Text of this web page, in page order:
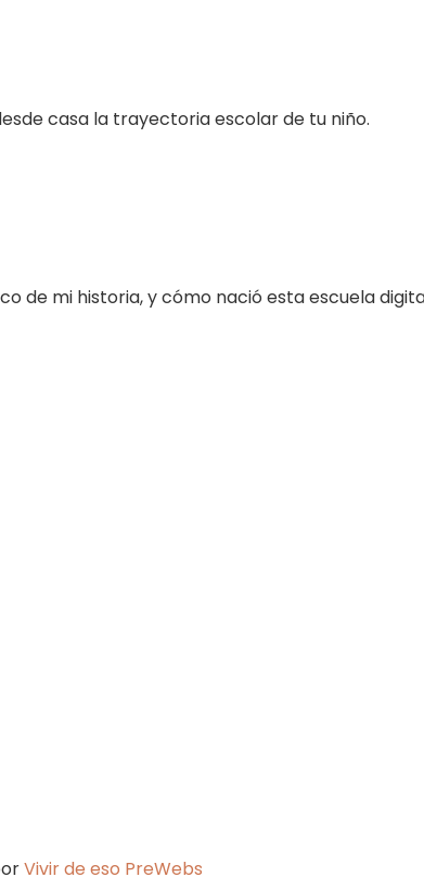
casa la trayectoria escolar de tu niño.
de mi historia, y cómo nació esta escuela
Vivir de eso PreWebs